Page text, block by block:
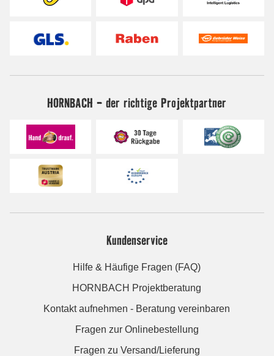
HORNBACH - der richtige Projektpartner
Kundenservice
Hilfe & Häufige Fragen (FAQ)
HORNBACH Projektberatung
Kontakt aufnehmen - Beratung vereinbaren
Fragen zur Onlinebestellung
Fragen zu Versand/Lieferung